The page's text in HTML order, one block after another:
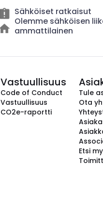
Sähköiset ratkaisut
Olemme sähköisen
ammattilainen
Vastuullisuus
Code of Conduct
Vastuullisuus
CO2e-raportti
Tule
Ota
Etsi